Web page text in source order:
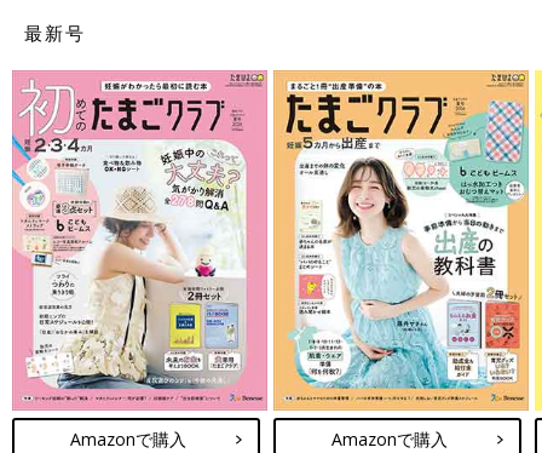
Amazonで購入する（送料無料）
楽天ブックスで購入する（送料無料）
最新号
Amazonで購入 Amazonで購入